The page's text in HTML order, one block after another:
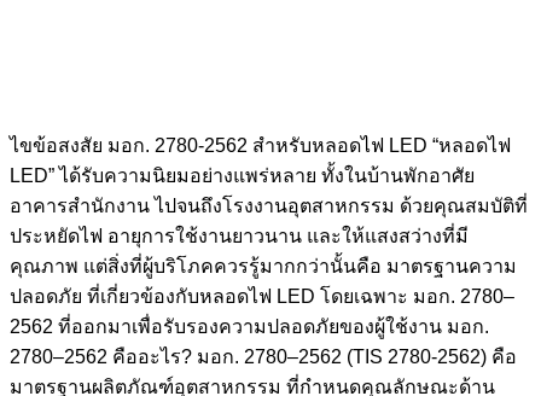
ไขข้อสงสัย มอก. 2780-2562 สำหรับหลอดไฟ LED “หลอดไฟ
LED” ได้รับความนิยมอย่างแพร่หลาย ทั้งในบ้านพักอาศัย
อาคารสำนักงาน ไปจนถึงโรงงานอุตสาหกรรม ด้วยคุณสมบัติที่
ประหยัดไฟ อายุการใช้งานยาวนาน และให้แสงสว่างที่มี
คุณภาพ แต่สิ่งที่ผู้บริโภคควรรู้มากกว่านั้นคือ มาตรฐานความ
ปลอดภัย ที่เกี่ยวข้องกับหลอดไฟ LED โดยเฉพาะ มอก. 2780–
2562 ที่ออกมาเพื่อรับรองความปลอดภัยของผู้ใช้งาน มอก.
2780–2562 คืออะไร? มอก. 2780–2562 (TIS 2780-2562) คือ
มาตรฐานผลิตภัณฑ์อุตสาหกรรม ที่กำหนดคุณลักษณะด้าน